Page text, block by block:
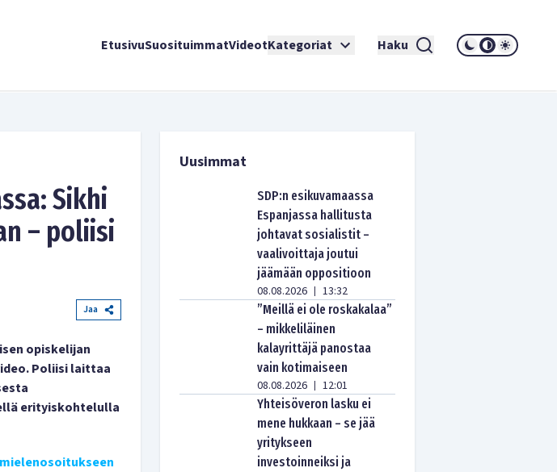
EtusivuSuosituimmatVideotKategoriat Haku
Sikhi
– poliisi
Jaa
opiskelijan
Poliisi laittaa
erityiskohtelulla
mielenosoitukseen
Uusimmat
SDP:n esikuvamaassa
Espanjassa hallitusta
johtavat sosialistit –
vaalivoittaja joutui
jäämään oppositioon
08.08.2026 | 13:32
”Meillä ei ole roskakalaa”
– mikkeliläinen
kalayrittäjä panostaa
vain kotimaiseen
08.08.2026 | 12:01
Yhteisöveron lasku ei
mene hukkaan – se jää
yritykseen
investoinneiksi ja